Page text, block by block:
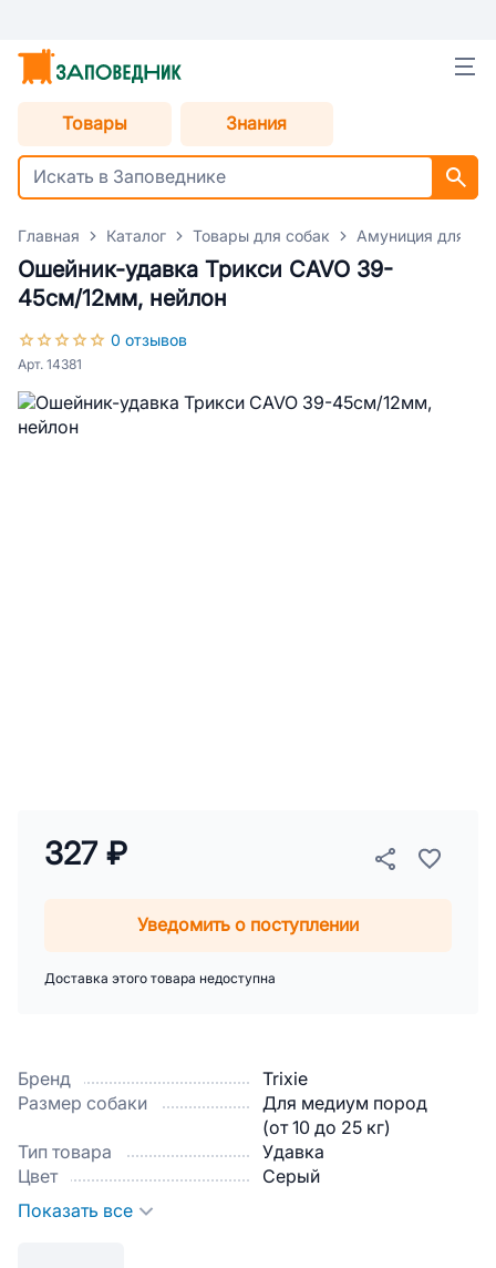
Товары Знания
Главная Каталог Товары для собак Амуниция для
Ошейник-удавка Трикси CAVO 39-
45см/12мм, нейлон
0 отзывов
Арт. 14381
Бренд
Trixie
Размер собаки
Для медиум пород
(от 10 до 25 кг)
Тип товара
Удавка
Цвет
Серый
Показать все
327 ₽
Уведомить о поступлении
Доставка этого товара недоступна